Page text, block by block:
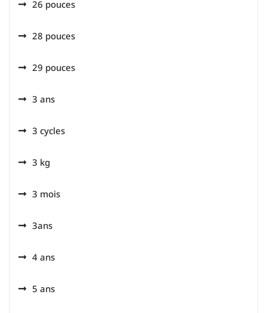
26 pouces
28 pouces
29 pouces
3 ans
3 cycles
3 kg
3 mois
3ans
4 ans
5 ans